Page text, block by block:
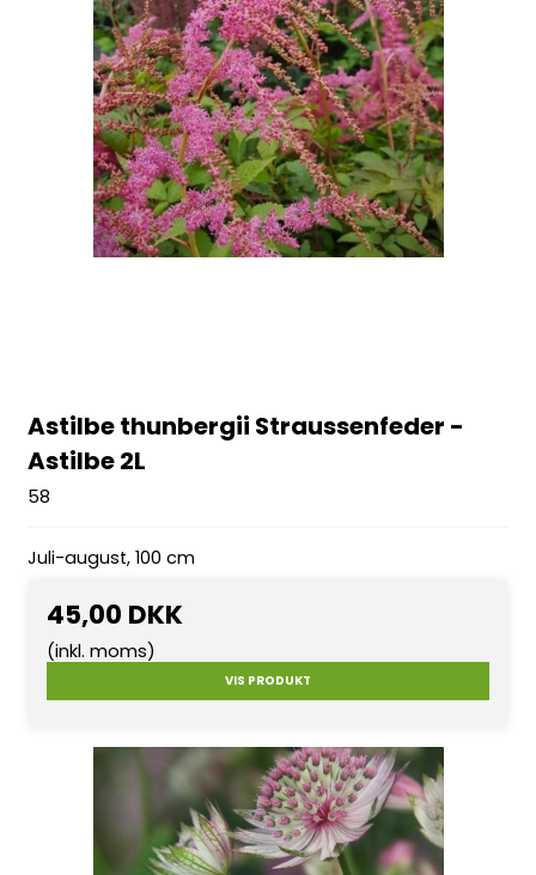
Astilbe thunbergii Straussenfeder -
Astilbe 2L
58
Juli-august, 100 cm
45,00 DKK
(inkl. moms)
VIS PRODUKT